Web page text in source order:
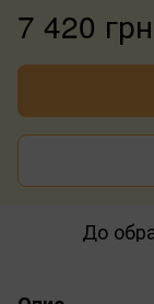
7 420 грн
До